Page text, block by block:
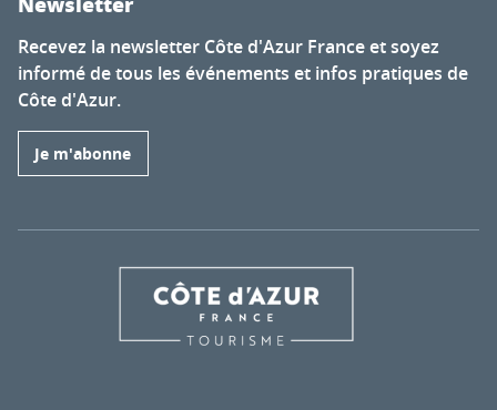
Recevez la newsletter Côte d'Azur France et soyez
informé de tous les événements et infos pratiques de
Côte d'Azur.
Je m'abonne